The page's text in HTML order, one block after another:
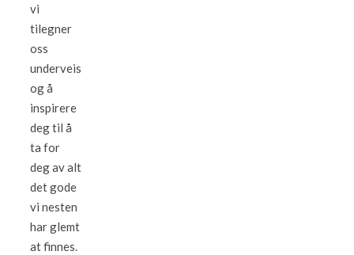
vi
tilegner
oss
underveis
og å
inspirere
deg til å
ta for
deg av alt
det gode
vi nesten
har glemt
at finnes.